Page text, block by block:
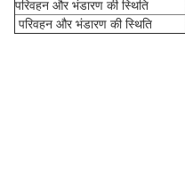
परिवहन और भंडारण की स्थिति
परिवहन और भंडारण की स्थिति